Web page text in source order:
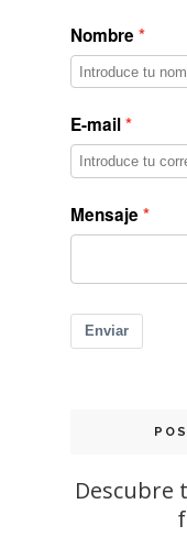
Nombre
E-mail
Mensaje
Enviar
Descubre